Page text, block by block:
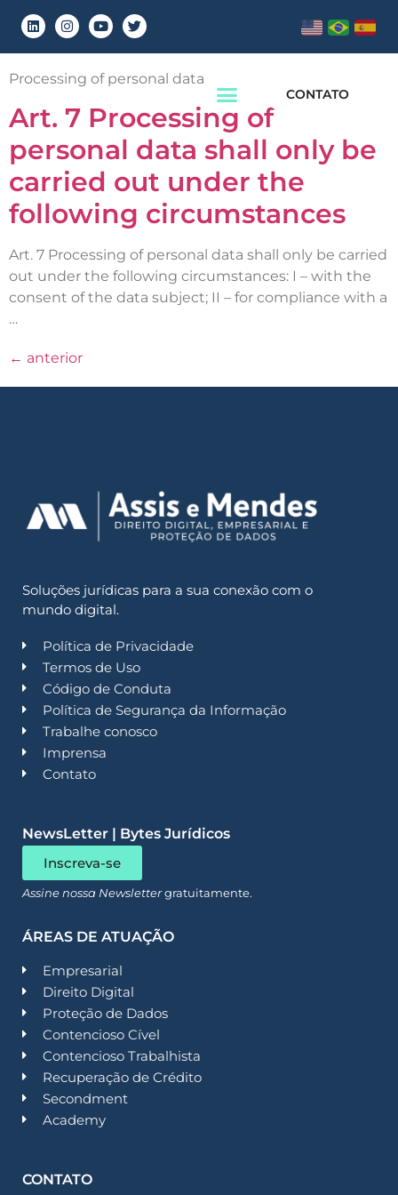
CONTATO
Chapter: Chapter 2
Processing of personal data
Art. 7 Processing of
personal data shall only be
carried out under the
following circumstances
Art. 7 Processing of personal data shall only be carried
out under the following circumstances: I – with the
consent of the data subject; II – for compliance with a
…
← anterior
Soluções jurídicas para a sua conexão com o
mundo digital.
Política de Privacidade
Termos de Uso
Código de Conduta
Política de Segurança da Informação
Trabalhe conosco
Imprensa
Contato
NewsLetter | Bytes Jurídicos
Inscreva-se
Assine nossa Newslettergratuitamente.
ÁREAS DE ATUAÇÃO
Empresarial
Direito Digital
Proteção de Dados
Contencioso Cível
Contencioso Trabalhista
Recuperação de Crédito
Secondment
Academy
CONTATO